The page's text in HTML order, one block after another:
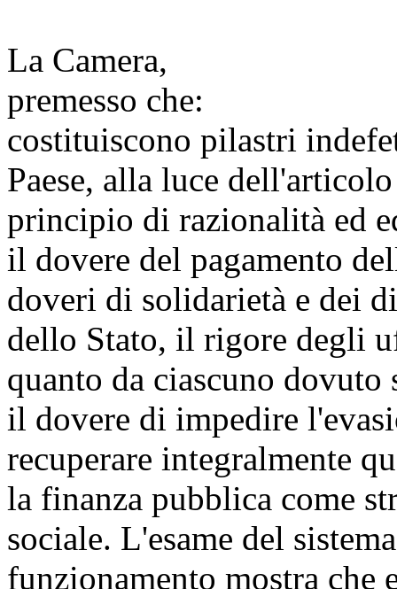
La Camera,
premesso che:
costituiscono pilastri
Paese, alla luce
principio di razionalità ed
il dovere del pagamento
doveri di solidarietà e dei
dello Stato, il rigore degli
quanto da ciascuno
il dovere di impedire
recuperare integralmente
la finanza pubblica come
sociale. L'esame del
funzionamento mostra che